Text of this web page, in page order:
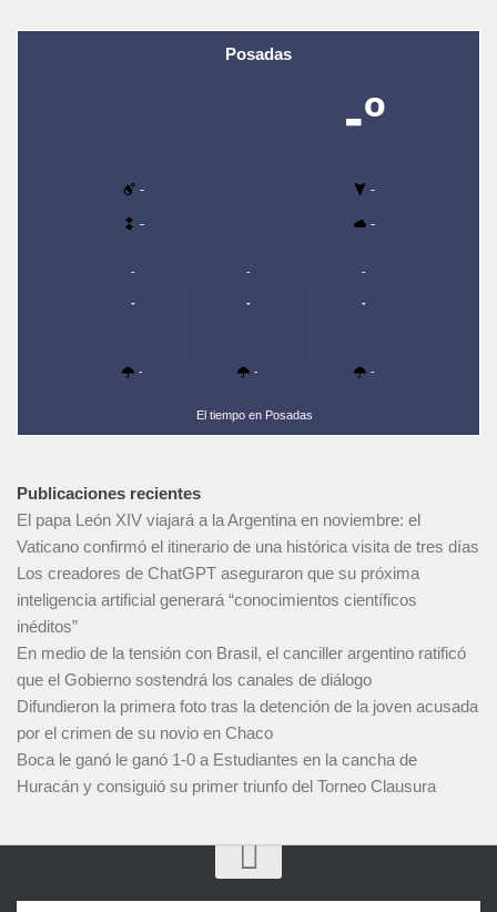
Posadas
-º
- -
- -
-
-
-
-
-
-
-
-
-
El tiempo en Posadas
Publicaciones recientes
El papa León XIV viajará a la Argentina en noviembre: el
Vaticano confirmó el itinerario de una histórica visita de tres días
Los creadores de ChatGPT aseguraron que su próxima
inteligencia artificial generará “conocimientos científicos
inéditos”
En medio de la tensión con Brasil, el canciller argentino ratificó
que el Gobierno sostendrá los canales de diálogo
Difundieron la primera foto tras la detención de la joven acusada
por el crimen de su novio en Chaco
Boca le ganó le ganó 1-0 a Estudiantes en la cancha de
Huracán y consiguió su primer triunfo del Torneo Clausura